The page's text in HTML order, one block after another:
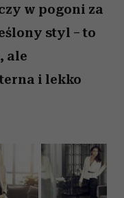
w pogoni za
styl – to
ale
i lekko